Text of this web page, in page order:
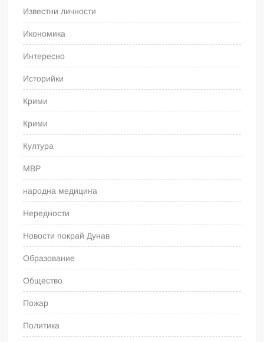
Известни личности
Икономика
Интересно
Историйки
Крими
Крими
Култура
МВР
народна медицина
Нередности
Новости покрай Дунав
Образование
Общество
Пожар
Политика